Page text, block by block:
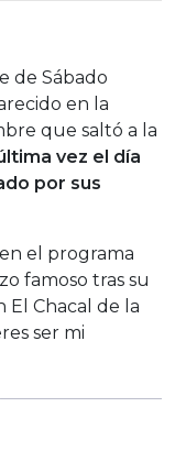
de Sábado
en la
que saltó a la
vez el día
por sus
el programa
famoso tras su
El Chacal de la
ser mi